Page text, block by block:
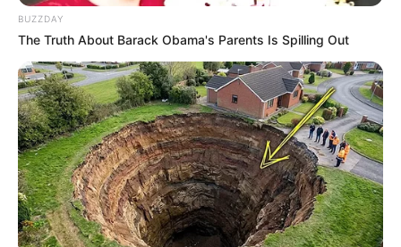
BUZZDAY
The Truth About Barack Obama's Parents Is Spilling Out